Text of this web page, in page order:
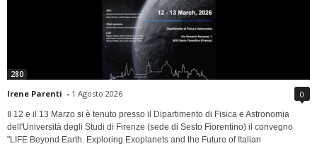
280
Irene Parenti - 1 Agosto 2026 0
Il 12 e il 13 Marzo si è tenuto presso il Dipartimento di Fisica e Astronomia
dell'Università degli Studi di Firenze (sede di Sesto Fiorentino) il convegno
"LIFE Beyond Earth. Exploring Exoplanets and the Future of Italian